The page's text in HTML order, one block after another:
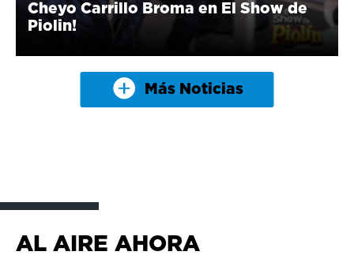
Cheyo Carrillo Broma en El Show de
Piolin!
Más Noticias
AL AIRE AHORA